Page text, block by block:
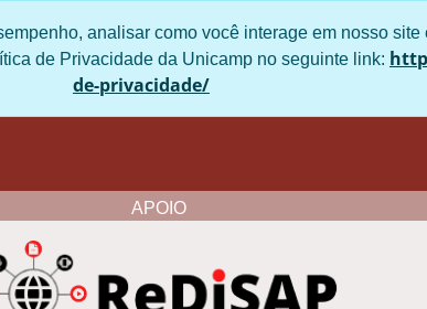
analisar como você interage em
informações, consulte a Política de Privacidade
escritorio/politica-de-privacidade/
APOIO